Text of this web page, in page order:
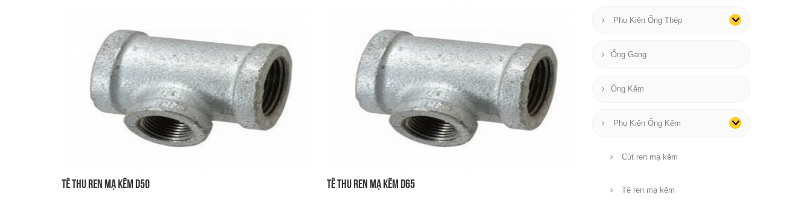
Tê thu ren mạ kẽm D50 Tê thu ren mạ kẽm D65
Phụ Kiện Ống Thép
Ống Gang
Ống Kẽm
Phụ Kiện Ống Kẽm
Cút ren mạ kẽm
Tê ren mạ kẽm